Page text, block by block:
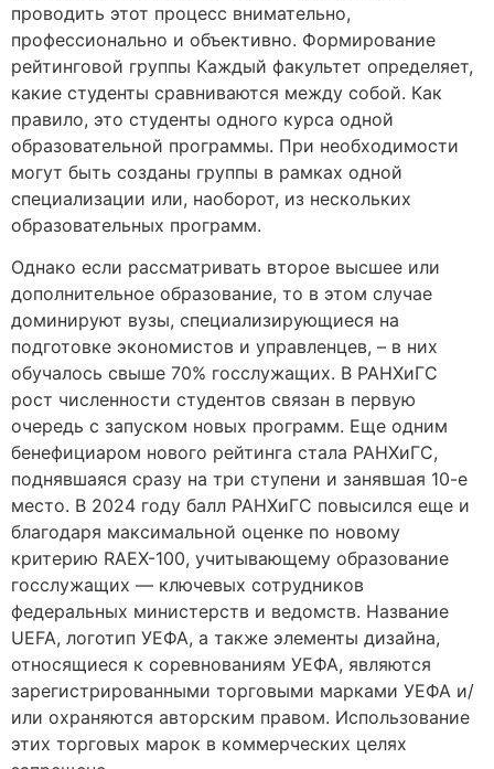
проводить этот процесс внимательно,
профессионально и объективно. Формирование
рейтинговой группы Каждый факультет определяет,
какие студенты сравниваются между собой. Как
правило, это студенты одного курса одной
образовательной программы. При необходимости
могут быть созданы группы в рамках одной
специализации или, наоборот, из нескольких
образовательных программ.
Однако если рассматривать второе высшее или
дополнительное образование, то в этом случае
доминируют вузы, специализирующиеся на
подготовке экономистов и управленцев, – в них
обучалось свыше 70% госслужащих. В РАНХиГС
рост численности студентов связан в первую
очередь с запуском новых программ. Еще одним
бенефициаром нового рейтинга стала РАНХиГС,
поднявшаяся сразу на три ступени и занявшая 10-е
место. В 2024 году балл РАНХиГС повысился еще и
благодаря максимальной оценке по новому
критерию RAEX-100, учитывающему образование
госслужащих — ключевых сотрудников
федеральных министерств и ведомств. Название
UEFA, логотип УЕФА, а также элементы дизайна,
относящиеся к соревнованиям УЕФА, являются
зарегистрированными торговыми марками УЕФА и/
или охраняются авторским правом. Использование
этих торговых марок в коммерческих целях